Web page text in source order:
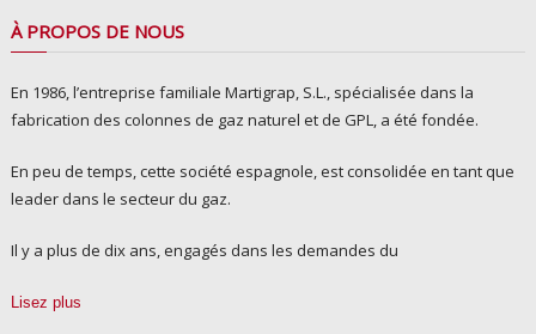
À PROPOS DE NOUS
En 1986, l’entreprise familiale Martigrap, S.L., spécialisée dans la
fabrication des colonnes de gaz naturel et de GPL, a été fondée.
En peu de temps, cette société espagnole, est consolidée en tant que
leader dans le secteur du gaz.
Il y a plus de dix ans, engagés dans les demandes du
Lisez plus